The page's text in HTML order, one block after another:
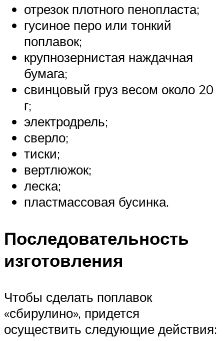
отрезок плотного пенопласта;
гусиное перо или тонкий
поплавок;
крупнозернистая наждачная
бумага;
свинцовый груз весом около 20
г;
электродрель;
сверло;
тиски;
вертлюжок;
леска;
пластмассовая бусинка.
Последовательность
изготовления
Чтобы сделать поплавок
«сбирулино», придется
осуществить следующие действия: